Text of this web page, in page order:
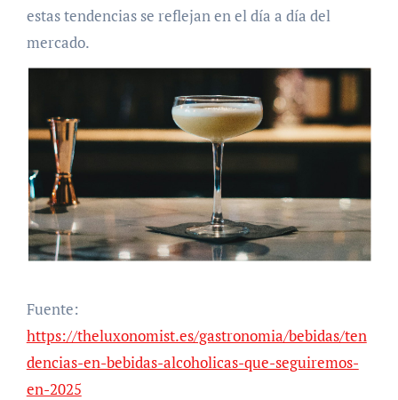
estas tendencias se reflejan en el día a día del
mercado.
Fuente:
https://theluxonomist.es/gastronomia/bebidas/ten
dencias-en-bebidas-alcoholicas-que-seguiremos-
en-2025